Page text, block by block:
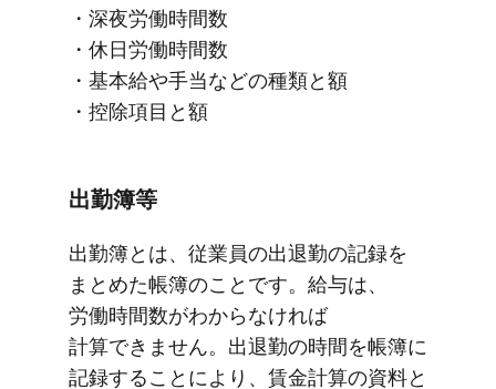
・深夜​労働時間数
・休日労働時間数
・基本給や​手当などの​種類と​額
・控除項目と​額
出勤簿等
出勤簿とは、​従業員の​出退勤の​記録を​
まとめた​帳簿の​ことです。​給与は、​
労働時間数が​わからなければ​
計算できません。​出退勤の​時間を​帳簿に​
記録する​ことに​より、​賃金計算の​資料と​